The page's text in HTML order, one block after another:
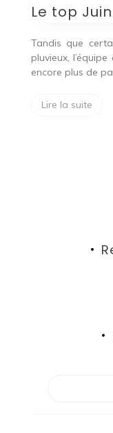
Le top
Tandis que
pluvieux,
encore plus de
Lire la suite